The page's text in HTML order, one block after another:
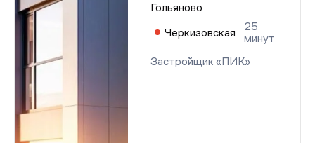
Гольяново
Черкизовская
25
минут
Застройщик «ПИК»